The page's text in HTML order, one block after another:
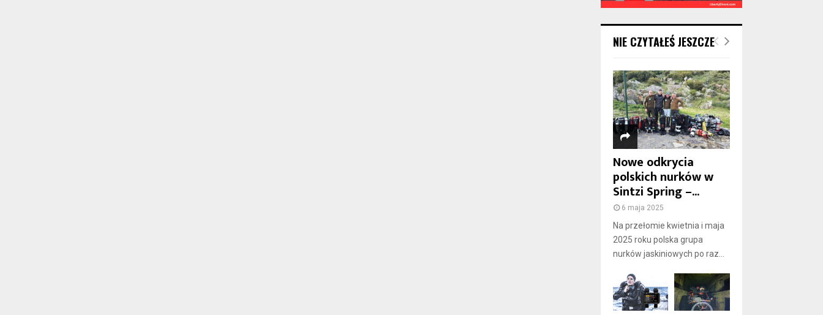
NIE CZYTAŁEŚ JESZCZE
Nowe odkrycia
polskich nurków w
Sintzi Spring –...
6 maja 2025
Na przełomie kwietnia i maja
2025 roku polska grupa
nurków jaskiniowych po raz...